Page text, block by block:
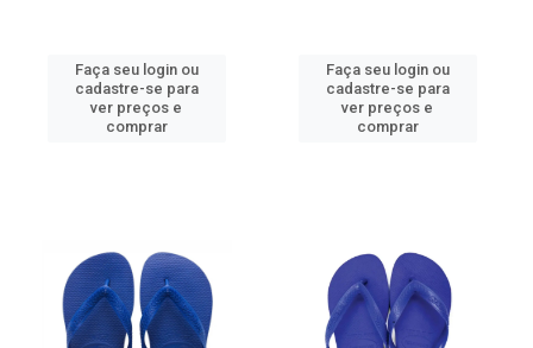
Faça seu login ou
cadastre-se para
ver preços e
comprar
Faça seu login ou
cadastre-se para
ver preços e
comprar